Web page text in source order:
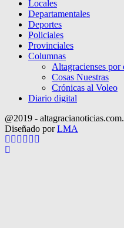
Locales
Departamentales
Deportes
Policiales
Provinciales
Columnas
Altagracienses
Cosas Nuestras
Crónicas al Voleo
Diario digital
@2019 -
Diseñado porLMA
Facebook
Twitter
Instagram
Pinterest
Google